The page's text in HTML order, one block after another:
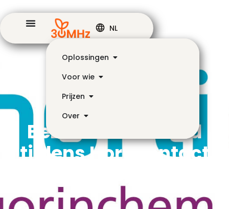
Oplossingen
Voor wie
Prijzen
Over
NL
Bezoek onze stand
tijdens Horticontact